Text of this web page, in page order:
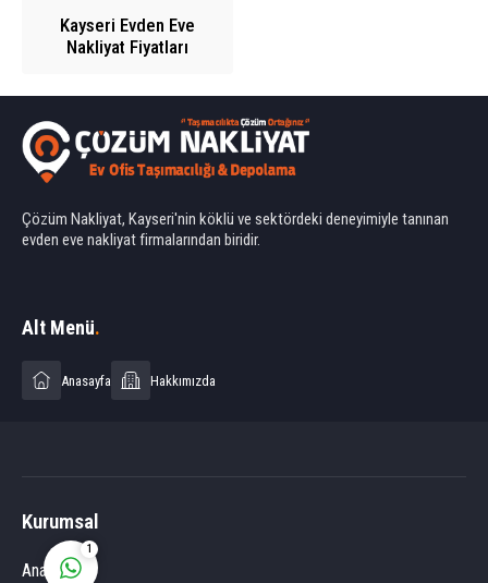
Kayseri Evden Eve
Nakliyat Fiyatları
Çözüm Nakliyat, Kayseri'nin köklü ve sektördeki deneyimiyle tanınan
evden eve nakliyat firmalarından biridir.
Alt Menü.
Anasayfa Hakkımızda
Kurumsal
Anasayfa
1